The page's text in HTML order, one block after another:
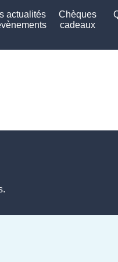
actualités
Chèques
cadeaux